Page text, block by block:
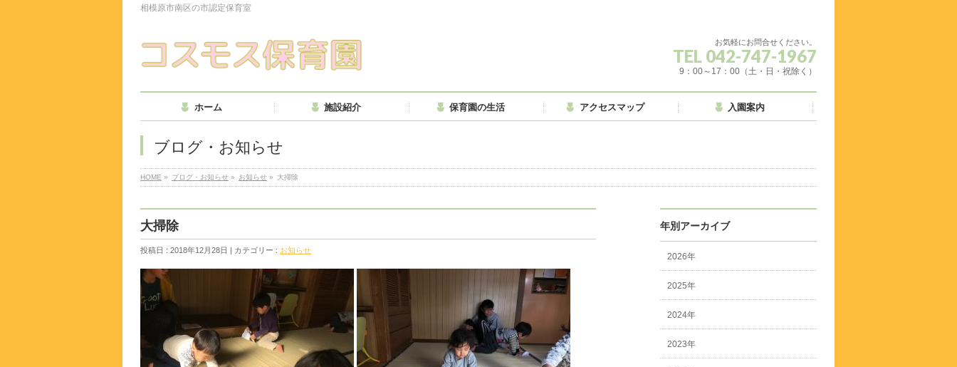
相模原市南区の市認定保育室
お気軽にお問合せください。
TEL 042-747-1967
9：00～17：00（土・日・祝除く）
ホーム 施設紹介 保育園の生活 アクセスマップ 入園案内
ブログ・お知らせ
HOME » ブログ・お知らせ » お知らせ » 大掃除
大掃除
投稿日 : 2018年12月28日 | カテゴリー : お知らせ
年別アーカイブ
2026年
2025年
2024年
2023年